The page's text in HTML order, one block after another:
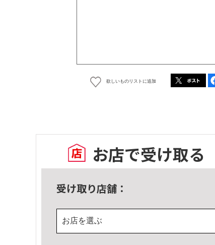
欲しいものリストに追加
お店で受け取る
受け取り店舗：
お店を選ぶ